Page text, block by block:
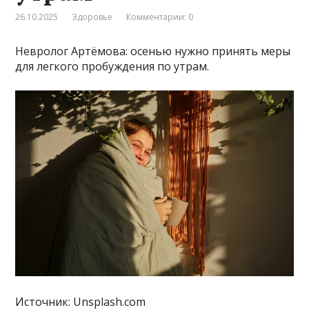
26.10.2025 Здоровье Комментарии: 0
Невролог Артёмова: осенью нужно принять меры
для легкого пробуждения по утрам.
Источник: Unsplash.com